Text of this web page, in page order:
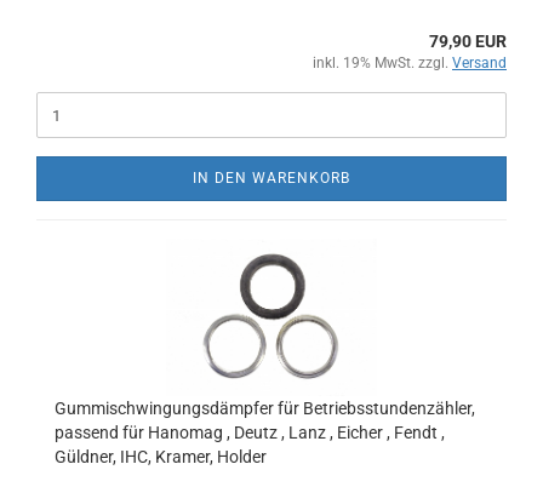
79,90 EUR
inkl. 19% MwSt. zzgl. Versand
IN DEN WARENKORB
Gummischwingungsdämpfer für Betriebsstundenzähler,
passend für Hanomag , Deutz , Lanz , Eicher , Fendt ,
Güldner, IHC, Kramer, Holder